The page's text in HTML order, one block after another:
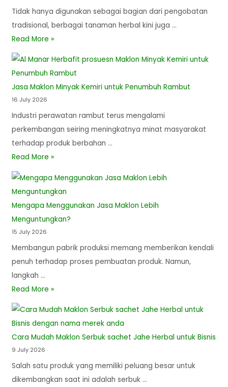
Tidak hanya digunakan sebagai bagian dari pengobatan
tradisional, berbagai tanaman herbal kini juga …
Read More »
Jasa Maklon Minyak Kemiri untuk Penumbuh Rambut
16 July 2026
Industri perawatan rambut terus mengalami
perkembangan seiring meningkatnya minat masyarakat
terhadap produk berbahan …
Read More »
Mengapa Menggunakan Jasa Maklon Lebih
Menguntungkan?
15 July 2026
Membangun pabrik produksi memang memberikan kendali
penuh terhadap proses pembuatan produk. Namun,
langkah …
Read More »
Cara Mudah Maklon Serbuk sachet Jahe Herbal untuk Bisnis
9 July 2026
Salah satu produk yang memiliki peluang besar untuk
dikembangkan saat ini adalah serbuk …